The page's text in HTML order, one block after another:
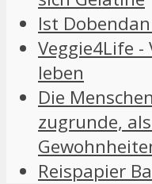
Ist
Veggie4Life
leben
Die
zugrunde,
Reispapier